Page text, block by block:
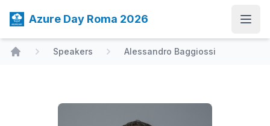
Azure Day Roma 2026
Speakers Alessandro Baggiossi